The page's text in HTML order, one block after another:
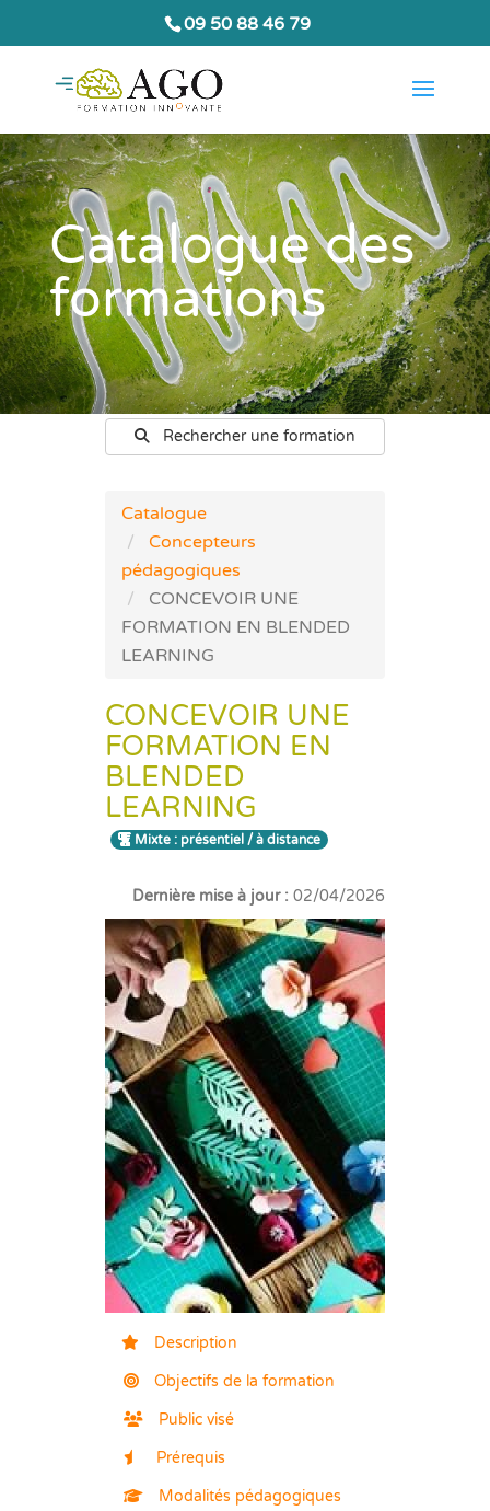
09 50 88 46 79
Catalogue des
formations
Rechercher une formation
Catalogue
Concepteurs
pédagogiques
CONCEVOIR UNE
FORMATION EN BLENDED
LEARNING
CONCEVOIR UNE
FORMATION EN
BLENDED
LEARNING
Mixte : présentiel / à distance
Dernière mise à jour :02/04/2026
Description
Objectifs de la formation
Public visé
Prérequis
Modalités pédagogiques